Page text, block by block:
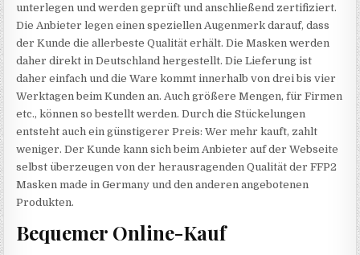
unterlegen und werden geprüft und anschließend zertifiziert.
Die Anbieter legen einen speziellen Augenmerk darauf, dass
der Kunde die allerbeste Qualität erhält. Die Masken werden
daher direkt in Deutschland hergestellt. Die Lieferung ist
daher einfach und die Ware kommt innerhalb von drei bis vier
Werktagen beim Kunden an. Auch größere Mengen, für Firmen
etc., können so bestellt werden. Durch die Stückelungen
entsteht auch ein günstigerer Preis: Wer mehr kauft, zahlt
weniger. Der Kunde kann sich beim Anbieter auf der Webseite
selbst überzeugen von der herausragenden Qualität der FFP2
Masken made in Germany und den anderen angebotenen
Produkten.
Bequemer Online-Kauf